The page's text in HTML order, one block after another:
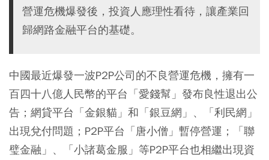
營運危機爆發後，投資人應理性看待，讓產業回
歸網路金融平台的基礎。
中國最近爆發一波P2P公司的不良營運危機，擁有一
百四十八億人民幣的平台「愛錢幫」發布良性退出公
告；網貸平台「金銀貓」和「銀豆網」、「利民網」
出現兌付問題；P2P平台「唐小僧」暫停營運；「聯
璧金融」、「小諸葛金服」等P2P平台也相繼出現資